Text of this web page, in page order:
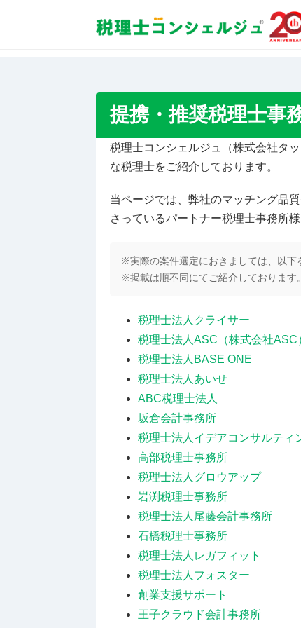
提携・推奨
提携・推奨税理士事
税理士コンシェルジュ（株式会社タ
な税理士をご紹介しております。
当ページでは、弊社のマッチング品
さっているパートナー税理士事務所
※実際の案件選定におきましては、以下
※掲載は順不同にてご紹介しております。
税理士法人クライサー
税理士法人ASC（株式会社ASC
税理士法人BASE ONE
税理士法人あいせ
ABC税理士法人
坂倉会計事務所
税理士法人イデアコンサルティ
高部税理士事務所
税理士法人グロウアップ
岩渕税理士事務所
税理士法人尾藤会計事務所
石橋税理士事務所
税理士法人レガフィット
税理士法人フォスター
創業支援サポート
王子クラウド会計事務所